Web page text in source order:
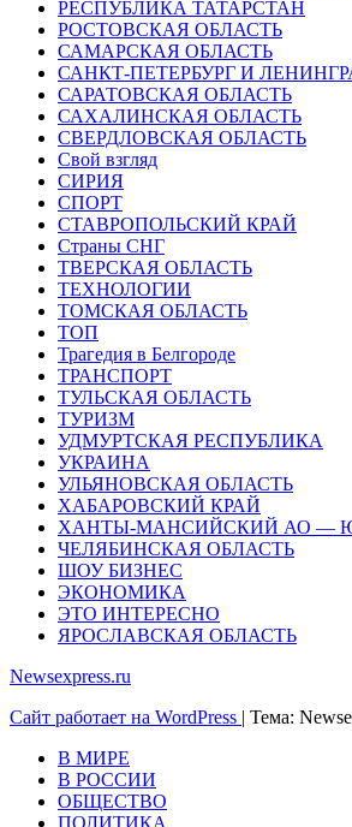
РЕСПУБЛИКА ТАТАРСТАН
РОСТОВСКАЯ ОБЛАСТЬ
САМАРСКАЯ ОБЛАСТЬ
САНКТ-ПЕТЕРБУРГ И
САРАТОВСКАЯ ОБЛАСТЬ
САХАЛИНСКАЯ ОБЛАСТЬ
СВЕРДЛОВСКАЯ ОБЛАСТЬ
Свой взгляд
СИРИЯ
СПОРТ
СТАВРОПОЛЬСКИЙ КРАЙ
Страны СНГ
ТВЕРСКАЯ ОБЛАСТЬ
ТЕХНОЛОГИИ
ТОМСКАЯ ОБЛАСТЬ
ТОП
Трагедия в Белгороде
ТРАНСПОРТ
ТУЛЬСКАЯ ОБЛАСТЬ
ТУРИЗМ
УДМУРТСКАЯ РЕСПУБЛИКА
УКРАИНА
УЛЬЯНОВСКАЯ ОБЛАСТЬ
ХАБАРОВСКИЙ КРАЙ
ХАНТЫ-МАНСИЙСКИЙ АО —
ЧЕЛЯБИНСКАЯ ОБЛАСТЬ
ШОУ БИЗНЕС
ЭКОНОМИКА
ЭТО ИНТЕРЕСНО
ЯРОСЛАВСКАЯ ОБЛАСТЬ
Newsexpress.ru
Сайт работает на WordPress | Тема:
В МИРЕ
В РОССИИ
ОБЩЕСТВО
ПОЛИТИКА